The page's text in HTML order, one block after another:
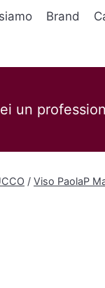
Brand
un
/ Viso PaolaP